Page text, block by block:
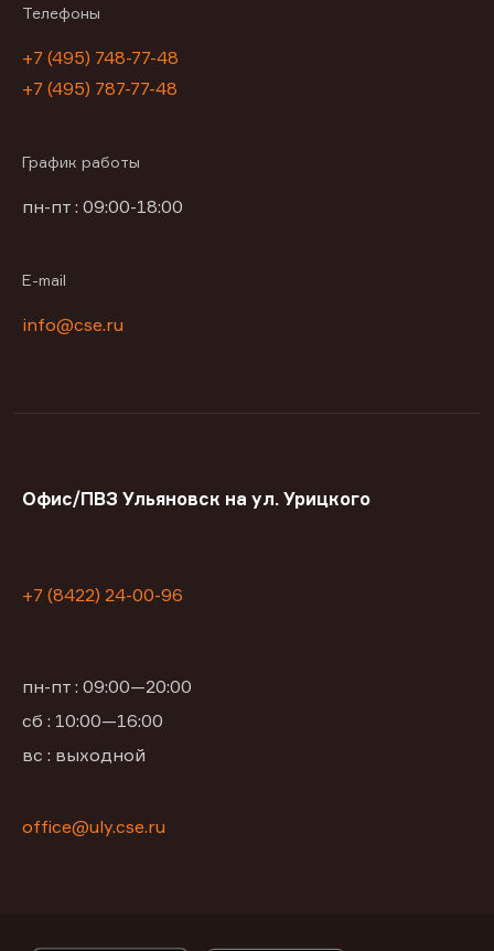
Телефоны
+7 (495) 748-77-48
+7 (495) 787-77-48
График работы
пн-пт : 09:00-18:00
E-mail
info@cse.ru
Офис/ПВЗ Ульяновск на ул. Урицкого
+7 (8422) 24-00-96
пн-пт : 09:00—20:00
сб : 10:00—16:00
вс : выходной
office@uly.cse.ru